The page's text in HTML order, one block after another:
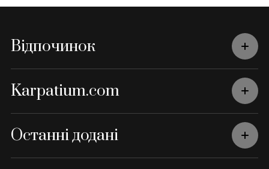
Відпочинок
Karpatium.com
Останні додані